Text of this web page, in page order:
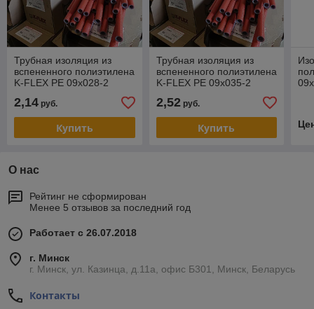
Трубная изоляция из
вспененного полиэтилена
K-FLEX PE 09x028-2
2,14 руб.
Купить
Трубная изоляция из
вспененного полиэтилена
K-FLEX PE 09x035-2
2,52руб.
Купить
О нас
Рейтинг не сформирован
Менее 5 отзывов за последний год
Работает с 26.07.2018
г. Минск
г. Минск, ул. Казинца, д.11а, офис Б301, Минск, Беларусь
Контакты